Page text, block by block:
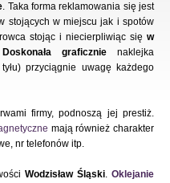
. Taka forma reklamowania się jest
stojących w miejscu jak i spotów
stojąc i niecierpliwiąc się w
Doskonała graficznie naklejka
przyciągnie uwagę każdego
firmy, podnoszą jej prestiż.
mają również charakter
nr telefonów itp.
Wodzisław Śląski. Oklejanie